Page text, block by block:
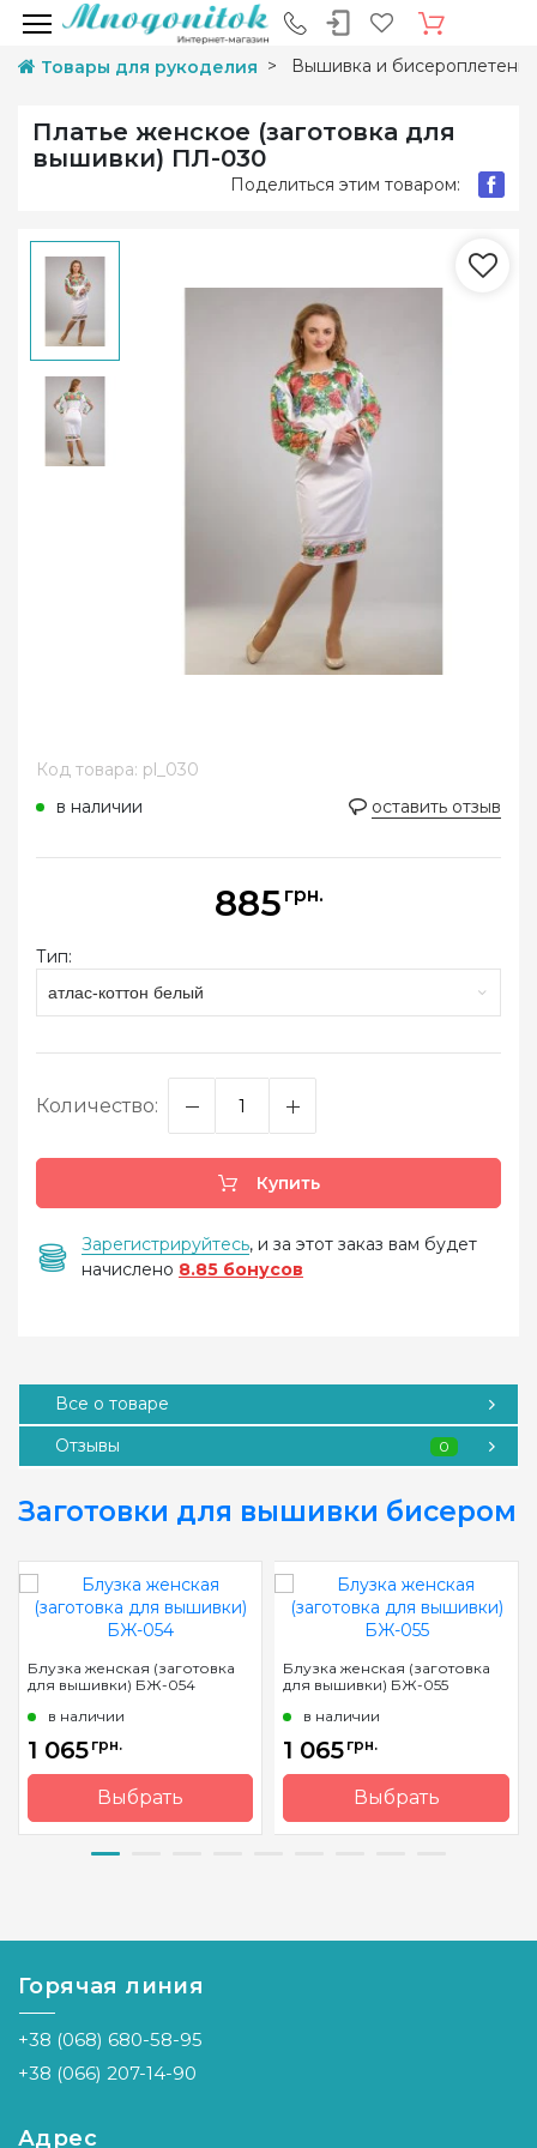
Товары для рукоделия Вышивка и
Платье женское (заготовка для
вышивки) ПЛ-030
Поделиться этим товаром:
Код товара: pl_030
в наличии
оставить отзыв
885 грн.
Тип:
атлас-коттон белый
Количество:
Купить
Зарегистрируйтесь, и за этот заказ вам будет
начислено 8.85 бонусов
Все о товаре
Отзывы
0
Заготовки для вышивки бисером
Блузка женская (заготовка
для вышивки) БЖ-054
в наличии
1 065 грн.
Выбрать
Бренд
Барвиста
Блузка женская (заготовка
для вышивки) БЖ-055
в наличии
1 065 грн.
Выбрать
Бренд
Барвиста
Горячая линия
+38 (068) 680-58-95
+38 (066) 207-14-90
Адрес